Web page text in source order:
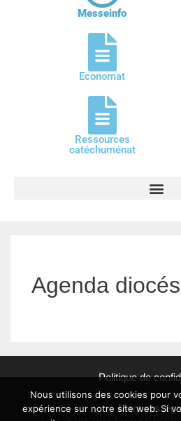
Messeinfo
Economat
Ressources
catéchuménat
Agenda
Politique de
Mentions
Nous utilisons des cookies pour
expérience sur notre site web. Si